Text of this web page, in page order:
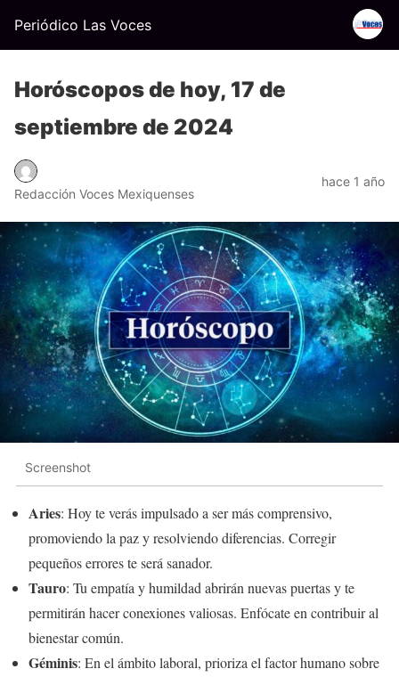
Periódico Las Voces
Horóscopos de hoy, 17 de
septiembre de 2024
Redacción Voces Mexiquenses
hace 1 año
Screenshot
Aries: Hoy te verás impulsado a ser más comprensivo,
promoviendo la paz y resolviendo diferencias. Corregir
pequeños errores te será sanador.
Tauro: Tu empatía y humildad abrirán nuevas puertas y te
permitirán hacer conexiones valiosas. Enfócate en contribuir al
bienestar común.
Géminis: En el ámbito laboral, prioriza el factor humano sobre